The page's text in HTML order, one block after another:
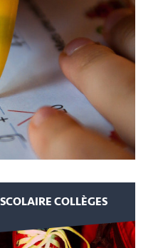
COLLÈGES